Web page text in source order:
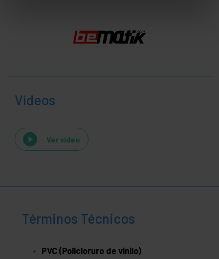
Vídeos
Ver video
Términos Técnicos
PVC (Policloruro de vinilo)